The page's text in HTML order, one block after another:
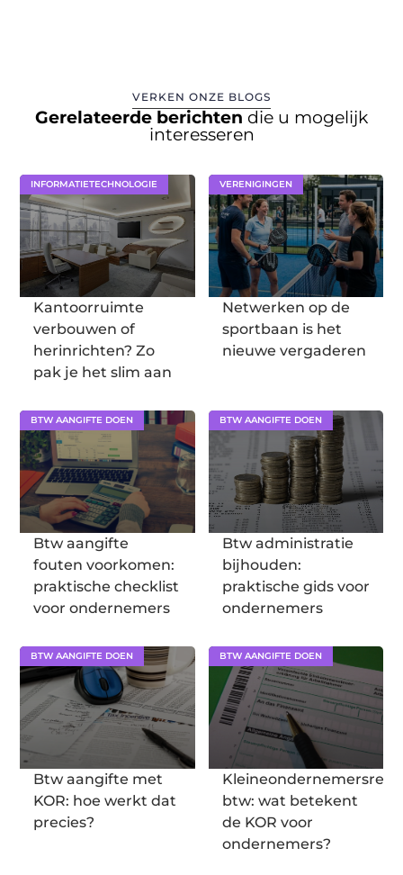
VERKEN ONZE BLOGS
Gerelateerde berichten die u mogelijk
interesseren
INFORMATIETECHNOLOGIE
Kantoorruimte
verbouwen of
herinrichten? Zo
pak je het slim aan
VERENIGINGEN
Netwerken op de
sportbaan is het
nieuwe vergaderen
BTW AANGIFTE DOEN
Btw aangifte
fouten voorkomen:
praktische checklist
voor ondernemers
BTW AANGIFTE DOEN
Btw administratie
bijhouden:
praktische gids voor
ondernemers
BTW AANGIFTE DOEN
Btw aangifte met
KOR: hoe werkt dat
precies?
BTW AANGIFTE DOEN
btw: wat betekent
de KOR voor
ondernemers?